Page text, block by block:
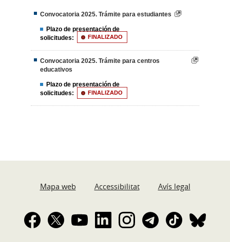
Convocatoria 2025. Trámite para estudiantes
Plazo de presentación de
solicitudes:
FINALIZADO
Convocatoria 2025. Trámite para centros
educativos
Plazo de presentación de
solicitudes:
FINALIZADO
Mapa web Accessibilitat Avís legal